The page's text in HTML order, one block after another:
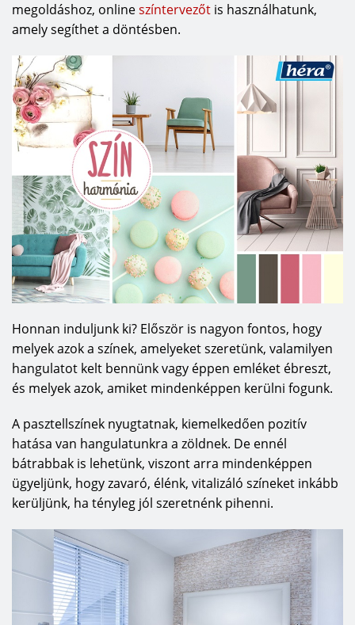
megoldáshoz, onlineszíntervezőt is használhatunk,
amely segíthet a döntésben.
Honnan induljunk ki? Először is nagyon fontos, hogy
melyek azok a színek, amelyeket szeretünk, valamilyen
hangulatot kelt bennünk vagy éppen emléket ébreszt,
és melyek azok, amiket mindenképpen kerülni fogunk.
A pasztellszínek nyugtatnak, kiemelkedően pozitív
hatása van hangulatunkra a zöldnek. De ennél
bátrabbak is lehetünk, viszont arra mindenképpen
ügyeljünk, hogy zavaró, élénk, vitalizáló színeket inkább
kerüljünk, ha tényleg jól szeretnénk pihenni.